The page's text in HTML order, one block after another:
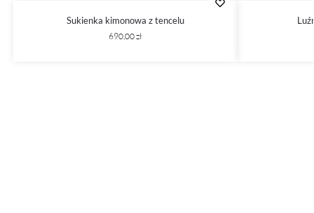
Sukienka kimonowa z tencelu
690,00zł